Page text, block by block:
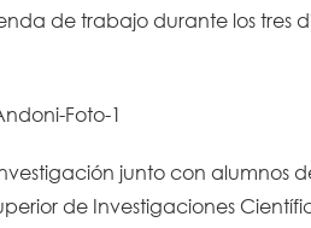
de trabajo durante los tres
junto con alumnos
de Investigaciones